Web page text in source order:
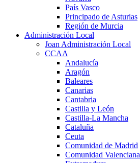
País Vasco
Principado de Asturias
Región de Murcia
Administración Local
Joan Administración Local
CCAA
Andalucía
Aragón
Baleares
Canarias
Cantabria
Castilla y León
Castilla-La Mancha
Cataluña
Ceuta
Comunidad de Madrid
Comunidad Valenciana